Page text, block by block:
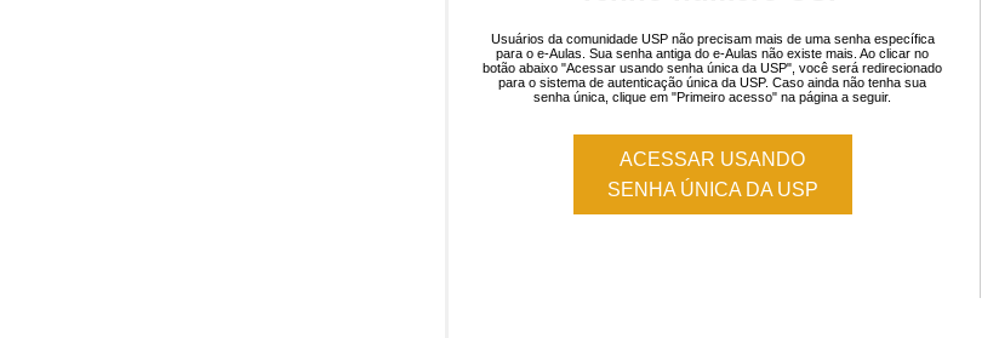
Usuários da comunidade USP não precisam mais de uma senha específica
para o e-Aulas. Sua senha antiga do e-Aulas não existe mais. Ao clicar no
botão abaixo "Acessar usando senha única da USP", você será redirecionado
para o sistema de autenticação única da USP. Caso ainda não tenha sua
senha única, clique em "Primeiro acesso" na página a seguir.
ACESSAR USANDO
SENHA ÚNICA DA USP